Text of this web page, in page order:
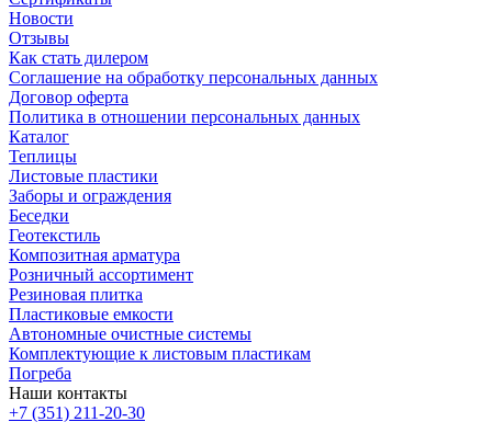
Новости
Отзывы
Как стать дилером
Соглашение на обработку персональных данных
Договор оферта
Политика в отношении персональных данных
Каталог
Теплицы
Листовые пластики
Заборы и ограждения
Беседки
Геотекстиль
Композитная арматура
Розничный ассортимент
Резиновая плитка
Пластиковые емкости
Автономные очистные системы
Комплектующие к листовым пластикам
Погреба
Наши контакты
+7 (351) 211-20-30